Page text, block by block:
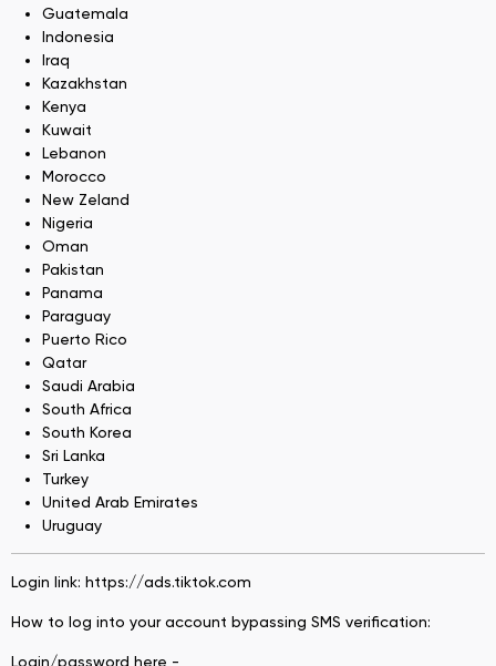
Guatemala
Indonesia
Iraq
Kazakhstan
Kenya
Kuwait
Lebanon
Morocco
New Zeland
Nigeria
Oman
Pakistan
Panama
Paraguay
Puerto Rico
Qatar
Saudi Arabia
South Africa
South Korea
Sri Lanka
Turkey
United Arab Emirates
Uruguay
Login link: https://ads.tiktok.com
How to log into your account bypassing SMS verification:
Login/password here -